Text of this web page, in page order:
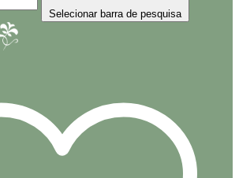
Selecionar barra de pesquisa